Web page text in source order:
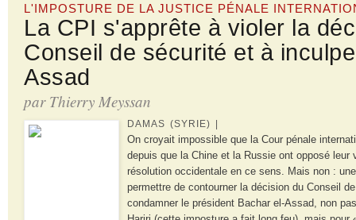
L'IMPOSTURE DE LA JUSTICE PÉNALE
La CPI s'apprête à violer la
Conseil de sécurité et à
Assad
par Thierry Meyssan
DAMAS (SYRIE) |
On croyait impossible que la Cour pénale
depuis que la Chine et la Russie ont opposé leur
résolution occidentale en ce sens. Mais non :
permettre de contourner la décision du Conseil
condamner le président Bachar el-Assad, non